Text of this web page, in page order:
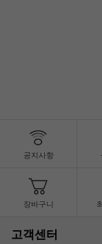
공지사항
장바구니
고객센터